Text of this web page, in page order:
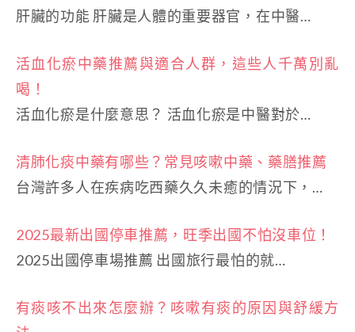
肝臟的功能 肝臟是人體的重要器官，在中醫…
活血化瘀中藥推薦與適合人群，這些人千萬別亂
喝！
活血化瘀是什麼意思？ 活血化瘀是中醫對於…
清肺化痰中藥有哪些？常見咳嗽中藥、藥膳推薦
台灣許多人在疾病吃西藥久久未癒的情況下，…
2025最新出國停車推薦，旺季出國不怕沒車位！
2025出國停車場推薦 出國旅行最怕的就…
有痰咳不出來怎麼辦？咳嗽有痰的原因與舒緩方